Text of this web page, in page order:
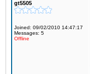
gt5505
Joined: 09/02/2010 14:47:17
Messages: 5
Offline